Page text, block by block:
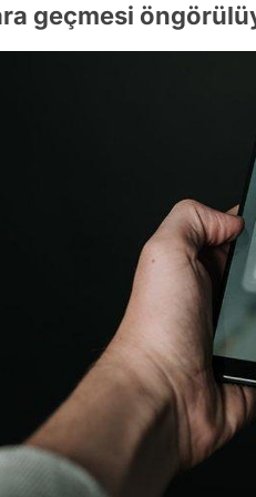
geçmesi